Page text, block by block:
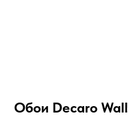
Обои Decaro